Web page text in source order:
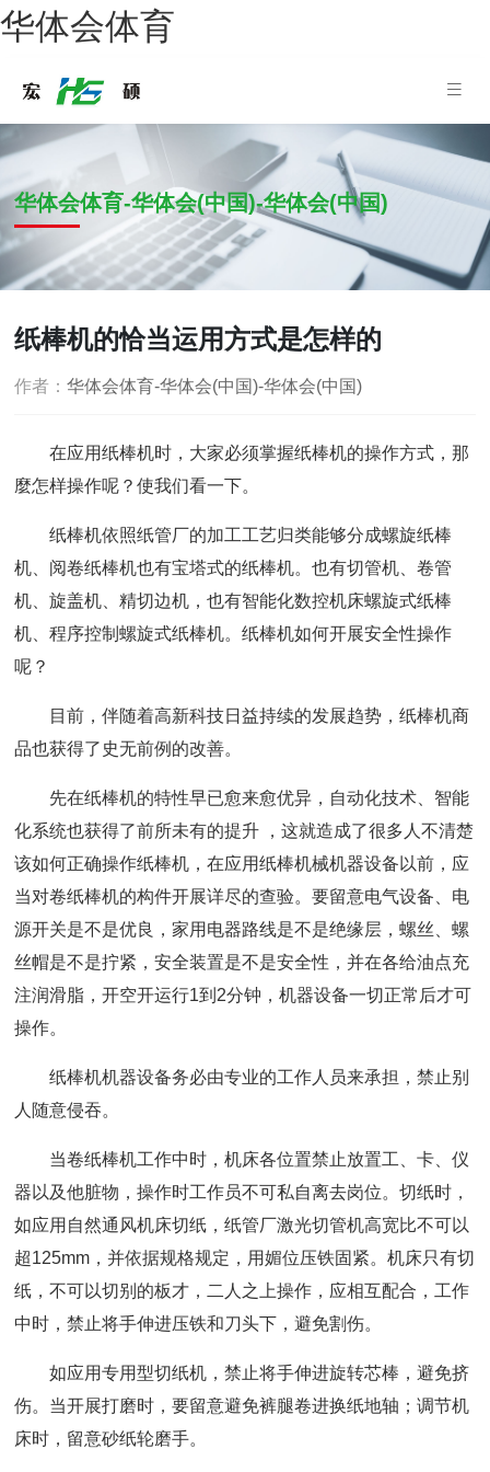
华体会体育
华体会体育-华体会(中国)-华体会(中国)
纸棒机的恰当运用方式是怎样的
作者：华体会体育-华体会(中国)-华体会(中国)
在应用纸棒机时，大家必须掌握纸棒机的操作方式，那
麼怎样操作呢？使我们看一下。
纸棒机依照纸管厂的加工工艺归类能够分成螺旋纸棒
机、阅卷纸棒机也有宝塔式的纸棒机。也有切管机、卷管
机、旋盖机、精切边机，也有智能化数控机床螺旋式纸棒
机、程序控制螺旋式纸棒机。纸棒机如何开展安全性操作
呢？
目前，伴随着高新科技日益持续的发展趋势，纸棒机商
品也获得了史无前例的改善。
先在纸棒机的特性早已愈来愈优异，自动化技术、智能
化系统也获得了前所未有的提升 ，这就造成了很多人不清楚
该如何正确操作纸棒机，在应用纸棒机械机器设备以前，应
当对卷纸棒机的构件开展详尽的查验。要留意电气设备、电
源开关是不是优良，家用电器路线是不是绝缘层，螺丝、螺
丝帽是不是拧紧，安全装置是不是安全性，并在各给油点充
注润滑脂，开空开运行1到2分钟，机器设备一切正常后才可
操作。
纸棒机机器设备务必由专业的工作人员来承担，禁止别
人随意侵吞。
当卷纸棒机工作中时，机床各位置禁止放置工、卡、仪
器以及他脏物，操作时工作员不可私自离去岗位。切纸时，
如应用自然通风机床切纸，纸管厂激光切管机高宽比不可以
超125mm，并依据规格规定，用媚位压铁固紧。机床只有切
纸，不可以切别的板才，二人之上操作，应相互配合，工作
中时，禁止将手伸进压铁和刀头下，避免割伤。
如应用专用型切纸机，禁止将手伸进旋转芯棒，避免挤
伤。当开展打磨时，要留意避免裤腿卷进换纸地轴；调节机
床时，留意砂纸轮磨手。